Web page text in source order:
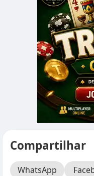
Compartilhar
WhatsApp